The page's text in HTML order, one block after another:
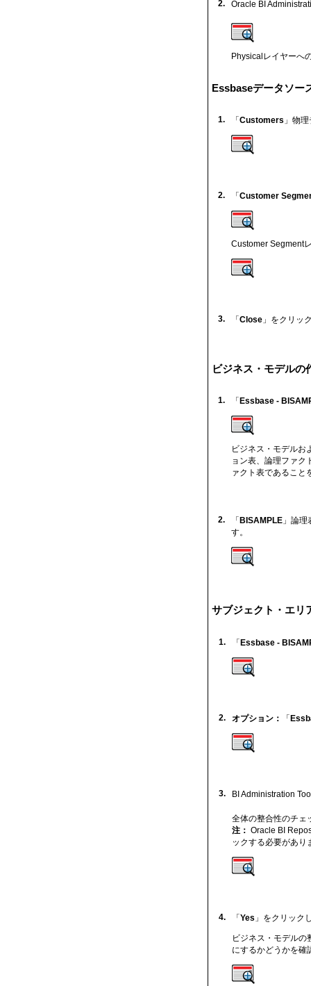
2. Oracle BI
Physicalレイヤーへ
Essbaseデータソー
1. 「Customers 」物
2. 「Customer
Customer Segment
3. 「Close 」をクリッ
ビジネス・モデルの
1. 「 Essbase -
ビジネス・モデルお
ョン表、論理ファク
ァクト表であること
2. 「 BISAMPLE 」論
す。
サブジェクト・エリ
1. 「 Essbase -
2. オプション： 「
3. BI Administration
全体の整合性のチェ
注： Oracle BI
ックする必要があり
4. 「 Yes 」をクリック
ビジネス・モデル
にするかどうかを確